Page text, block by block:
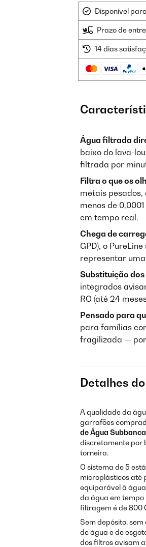
Disponível
Prazo de
14 dias
Água filtrada
baixo do lava-
filtrada por
Filtra o que os
metais
menos de
em tempo real.
Chega de
GPD), o
representar
Substituição
integrados
RO (até 24
Pensado para
para famílias
fragilizada —
Detalhes
A qualidade da
garrafões
de Água
discretamente por
torneira.
O sistema de 5
microplásticos até
equiparável à
da água em tempo
filtragem é de 800
Sem depósito,
de água e de
dos filtros avisam